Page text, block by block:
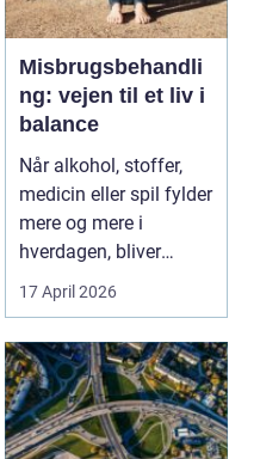
Misbrugsbehandli
ng: vejen til et liv i
balance
Når alkohol, stoffer,
medicin eller spil fylder
mere og mere i
hverdagen, bliver
grænsen...
17 April 2026